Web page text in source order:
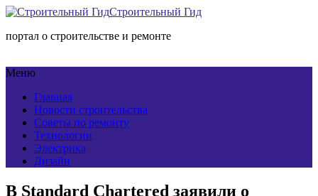
Строительный Гид
портал о строительстве и ремонте
Меню
Главная
Новости строительства
Советы по ремонту
Технологии
Электрика
Дизайн
В Standard Chartered заявили о